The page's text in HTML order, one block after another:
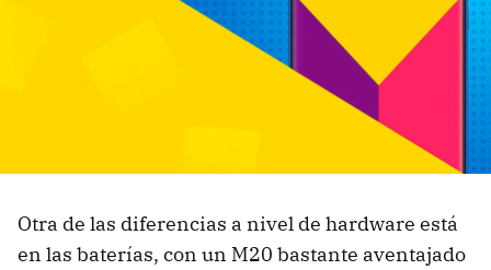
Otra de las diferencias a nivel de hardware está
en las baterías, con un M20 bastante aventajado